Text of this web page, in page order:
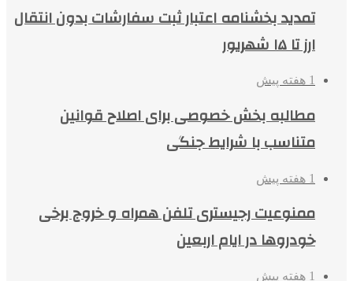
تمدید بخشنامه اعتبار ثبت سفارشات بدون انتقال
ارز تا ۱۵ شهریور
1 هفته پیش
مطالبه بخش خصوصی برای اصلاح قوانین
متناسب با شرایط جنگی
1 هفته پیش
ممنوعیت رجیستری تلفن همراه و خروج برخی
خودروها در ایام اربعین
1 هفته پیش